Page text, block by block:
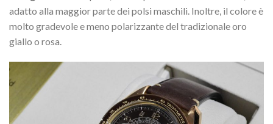
adatto alla maggior parte dei polsi maschili. Inoltre, il colore è
molto gradevole e meno polarizzante del tradizionale oro
giallo o rosa.